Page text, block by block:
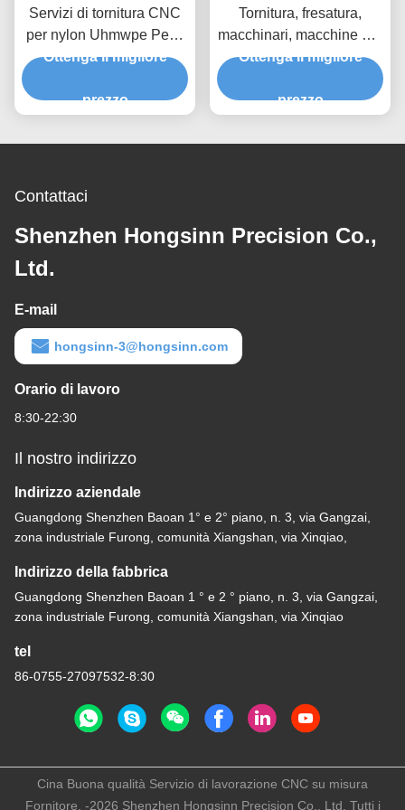
Servizi di tornitura CNC
per nylon Uhmwpe Peek
Cnc Machining
Ottenga il migliore
prezzo
Tornitura, fresatura,
macchinari, macchine per
la lavorazione del nylon,
lavorazione del CNC,
lavorazione della plastica
Ottenga il migliore
prezzo
Contattaci
Shenzhen Hongsinn Precision Co.,
Ltd.
E-mail
hongsinn-3@hongsinn.com
Orario di lavoro
8:30-22:30
Il nostro indirizzo
Indirizzo aziendale
Guangdong Shenzhen Baoan 1° e 2° piano, n. 3, via Gangzai,
zona industriale Furong, comunità Xiangshan, via Xinqiao,
Indirizzo della fabbrica
Guangdong Shenzhen Baoan 1 ° e 2 ° piano, n. 3, via Gangzai,
zona industriale Furong, comunità Xiangshan, via Xinqiao
tel
86-0755-27097532-8:30
Cina Buona qualità Servizio di lavorazione CNC su misura
Fornitore. -2026 Shenzhen Hongsinn Precision Co., Ltd. Tutti i